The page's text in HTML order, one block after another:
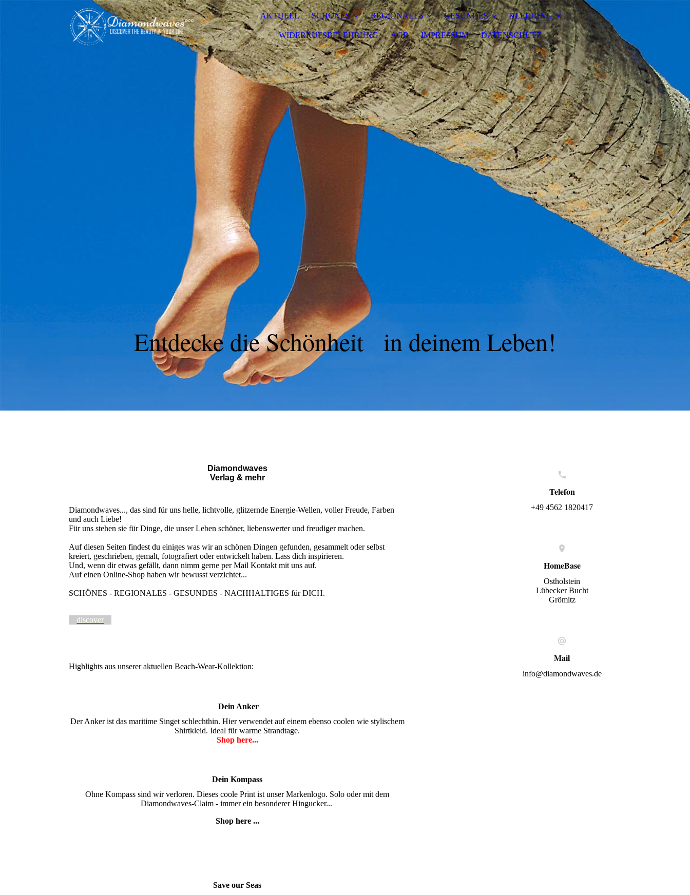
AKTUELL SCHÖNES REGIONALES GESUNDES KLEIDUNG
WIDERRUFSBELEHRUNG AGB IMPRESSUM DATENSCHUTZ
Entdecke die Schönheit in deinem Leben!
Diamondwaves
Verlag & mehr
Diamondwaves..., das sind für uns helle, lichtvolle, glitzernde Energie-Wellen, voller Freude, Farben
und auch Liebe!
Für uns stehen sie für Dinge, die unser Leben schöner, liebenswerter und freudiger machen.
Auf diesen Seiten findest du einiges was wir an schönen Dingen gefunden, gesammelt oder selbst
kreiert, geschrieben, gemalt, fotografiert oder entwickelt haben. Lass dich inspirieren.
Und, wenn dir etwas gefällt, dann nimm gerne per Mail Kontakt mit uns auf.
Auf einen Online-Shop haben wir bewusst verzichtet...
SCHÖNES - REGIONALES - GESUNDES - NACHHALTIGES für DICH.
discover
Highlights aus unserer aktuellen Beach-Wear-Kollektion:
Dein Anker
Der Anker ist das maritime Singet schlechthin. Hier verwendet auf einem ebenso coolen wie stylischem
Shirtkleid. Ideal für warme Strandtage.
Shop here...
Dein Kompass
Ohne Kompass sind wir verloren. Dieses coole Print ist unser Markenlogo. Solo oder mit dem
Diamondwaves-Claim - immer ein besonderer Hingucker...
Shop here ...
Save our Seas
Telefon
+49 4562 1820417
HomeBase
Ostholstein
Lübecker Bucht
Grömitz
Mail
info@diamondwaves.de